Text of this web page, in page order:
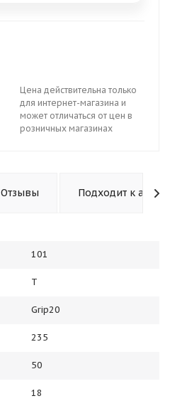
Цена действительна только
для интернет-магазина и
может отличаться от цен в
розничных магазинах
Отзывы Подходит к авто
101
T
Grip20
235
50
18